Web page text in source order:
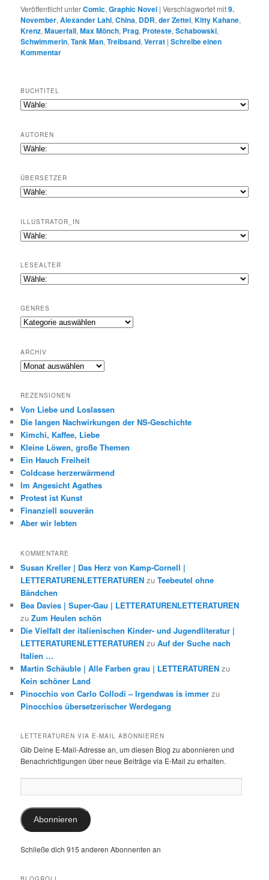
Veröffentlicht unterComic,Graphic Novel |Verschlagwortet mit9.
November,Alexander Lahl,China, DDR,der Zettel,Kitty Kahane,
Krenz,Mauerfall,Max Mönch, Prag, Proteste,Schabowski,
Schwimmerin,Tank Man,Treibsand,Verrat |Schreibe einen
Kommentar
BUCHTITEL
AUTOREN
ÜBERSETZER
ILLUSTRATOR_IN
LESEALTER
GENRES
Genres
ARCHIV
Archiv
REZENSIONEN
Von Liebe und Loslassen
Die langen Nachwirkungen der NS-Geschichte
Kimchi, Kaffee, Liebe
Kleine Löwen, große Themen
Ein Hauch Freiheit
Coldcase herzerwärmend
Im Angesicht Agathes
Protest ist Kunst
Finanziell souverän
Aber wir lebten
KOMMENTARE
Susan Kreller | Das Herz von Kamp-Cornell |
LETTERATURENLETTERATUREN zuTeebeutel ohne
Bändchen
Bea Davies | Super-Gau | LETTERATURENLETTERATUREN
zuZum Heulen schön
Die Vielfalt der italienischen Kinder- und Jugendliteratur |
LETTERATURENLETTERATUREN zuAuf der Suche nach
Italien …
Martin Schäuble | Alle Farben grau | LETTERATUREN zu
Kein schöner Land
Pinocchio von Carlo Collodi – Irgendwas is immer zu
Pinocchios übersetzerischer Werdegang
LETTERATUREN VIA E-MAIL ABONNIEREN
Gib Deine E-Mail-Adresse an, um diesen Blog zu abonnieren und
Benachrichtigungen über neue Beiträge via E-Mail zu erhalten.
Mail-
Adresse:
Abonnieren
Schließe dich 915 anderen Abonnenten an